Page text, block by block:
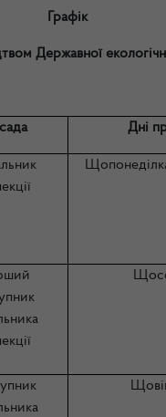
Графік
Державної
Дні